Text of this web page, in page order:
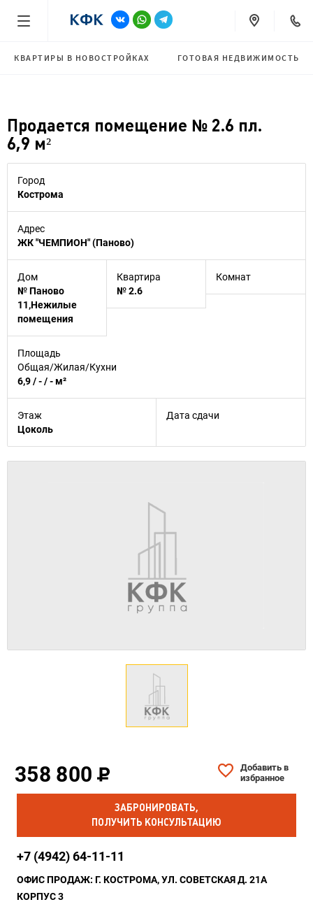
КВАРТИРЫ В НОВОСТРОЙКАХ ГОТОВАЯ НЕДВИЖИМОСТЬ
Продается помещение № 2.6 пл.
6,9 м²
Город
Кострома
Адрес
ЖК "ЧЕМПИОН" (Паново)
Дом
№ Паново
11,Нежилые
помещения
Квартира
№ 2.6
Комнат
Площадь
Общая/Жилая/Кухни
6,9 / - / - м²
Этаж
Цоколь
Дата сдачи
358 800
Добавить в
избранное
ЗАБРОНИРОВАТЬ,
ПОЛУЧИТЬ КОНСУЛЬТАЦИЮ
+7 (4942) 64-11-11
ОФИС ПРОДАЖ: Г. КОСТРОМА, УЛ. СОВЕТСКАЯ Д. 21А
КОРПУС 3